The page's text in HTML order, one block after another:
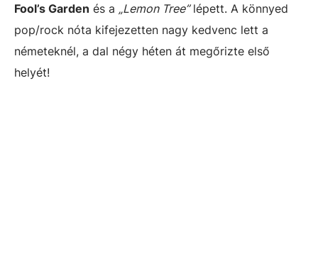
Fool’s Garden és a „Lemon Tree”lépett. A könnyed
pop/rock nóta kifejezetten nagy kedvenc lett a
németeknél, a dal négy héten át megőrizte első
helyét!